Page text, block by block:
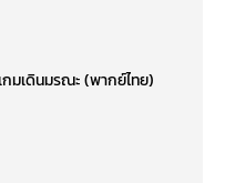
มเดินมรณะ (พากย์ไทย)